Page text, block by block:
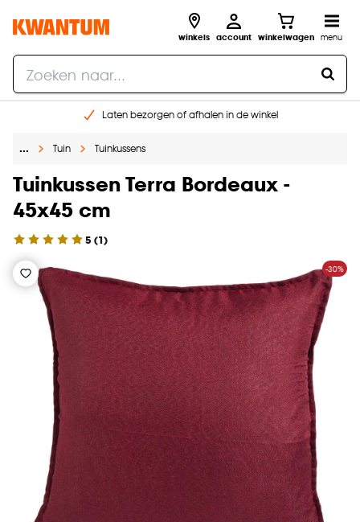
winkels account winkelwagen menu
Laten bezorgen of afhalen in de winkel
Gratis raam advies en inmeten aan huis
… Tuin Tuinkussens
Tuinkussen Terra Bordeaux -
45x45 cm
5 (1)
-30%